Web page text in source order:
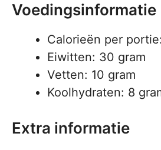
Voedingsinformatie
Calorieën per
Eiwitten: 30 gram
Vetten: 10 gram
Koolhydraten: 8
Extra informatie